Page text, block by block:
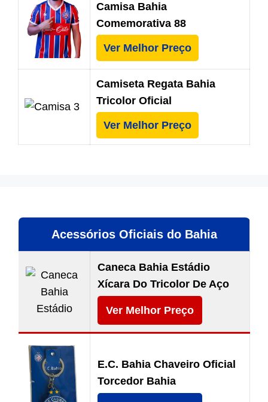
Camisa Bahia
Comemorativa 88
Ver Melhor Preço
Camiseta Regata Bahia
Tricolor Oficial
Ver Melhor Preço
Acessórios Oficiais do Bahia
Caneca Bahia Estádio
Xícara Do Tricolor De Aço
Ver Melhor Preço
E.C. Bahia Chaveiro Oficial
Torcedor Bahia